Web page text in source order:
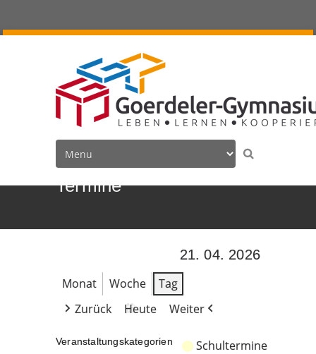
Termine
21. 04. 2026
Monat
Woche
Tag
Zurück
Heute Weiter
Veranstaltungskategorien
Schultermine